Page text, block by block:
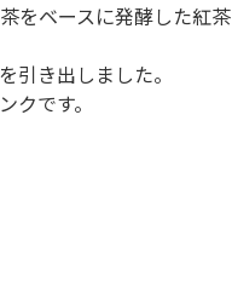
をベースに発酵した紅茶
引き出しました。
です。